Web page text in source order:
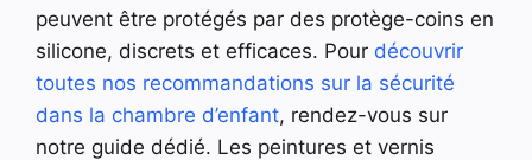
peuvent être protégés par des protège-coins en
silicone, discrets et efficaces. Pour découvrir
toutes nos recommandations sur la sécurité
dans la chambre d’enfant, rendez-vous sur
notre guide dédié. Les peintures et vernis